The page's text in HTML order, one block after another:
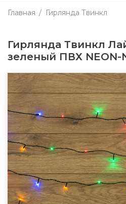
Главная Гирлянда Твинкл
Гирлянда Твинкл
зеленый ПВХ NEON-